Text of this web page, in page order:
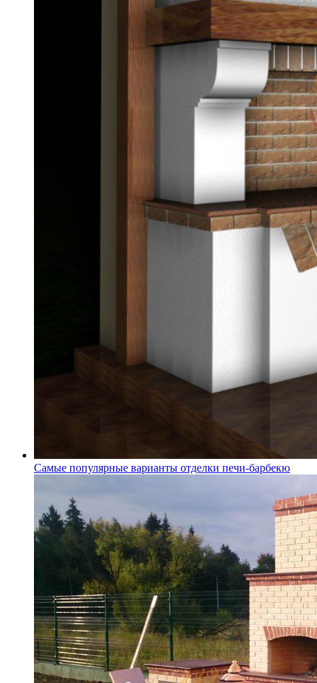
Самые популярные варианты отделки печи-барбекю